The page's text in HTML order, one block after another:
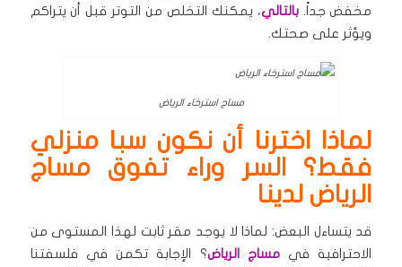
مخفض جداً.بالتالي، يمكنك التخلص من التوتر قبل أن يتراكم
ويؤثر على صحتك.
مساج استرخاء الرياض
لماذا اخترنا أن نكون سبا منزلي
فقط؟ السر وراء تفوق مساج
الرياض لدينا
قد يتساءل البعض: لماذا لا يوجد مقر ثابت لهذا المستوى من
الاحترافية فيمساج الرياض؟ الإجابة تكمن في فلسفتنا